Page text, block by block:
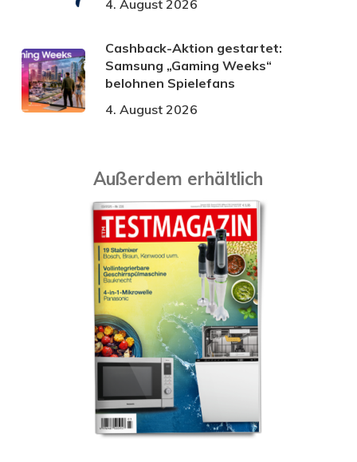
4. August 2026
Cashback-Aktion gestartet:
Samsung „Gaming Weeks“
belohnen Spielefans
4. August 2026
Außerdem erhältlich